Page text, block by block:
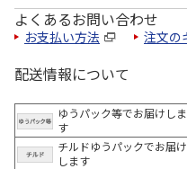
よくあるお問い合わせ
お支払い方法 注文の
配送情報について
ゆうパック等でお届けしま
す
チルドゆうパックでお届け
します